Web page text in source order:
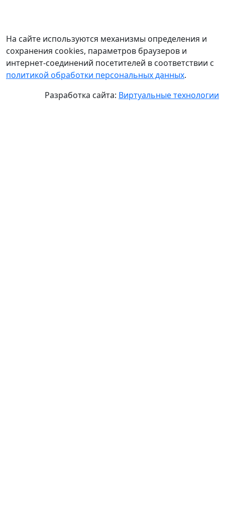
На сайте используются механизмы определения и
сохранения cookies, параметров браузеров и
интернет-соединений посетителей в соответствии с
политикой обработки персональных данных.
Разработка сайта: Виртуальные технологии